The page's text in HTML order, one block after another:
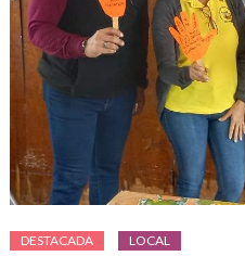
DESTACADA LOCAL